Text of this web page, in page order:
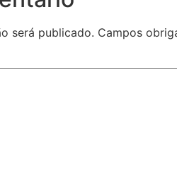
será publicado. Campos